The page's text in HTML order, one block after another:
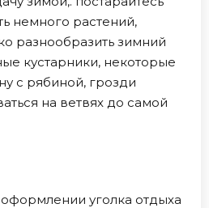
немного растений,
разнообразить зимний
кустарники, некоторые
с рябиной, грозди
на ветвях до самой
уголка отдыха